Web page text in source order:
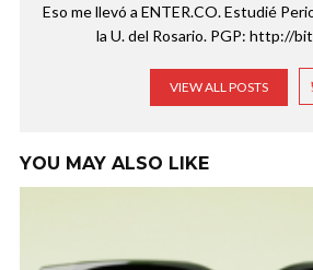
Eso me llevó a ENTER.CO. Estudié
la U. del Rosario. PGP: http://
VIEW ALL POSTS
YOU MAY ALSO LIKE